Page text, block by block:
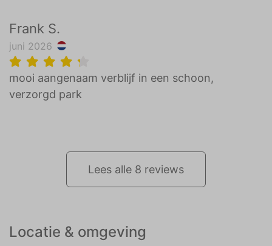
waar je je eigen etenswaren in kon leggen.
Kastjes op slaapkamer hebben we voor de
kleding gebruikt. Rest stond op tafel dus dat
was wat onhandig. Maar met 2 personen
goed te doen.
Frank S.
juni 2026
mooi aangenaam verblijf in een schoon,
verzorgd park
Lees alle 8 reviews
Locatie & omgeving